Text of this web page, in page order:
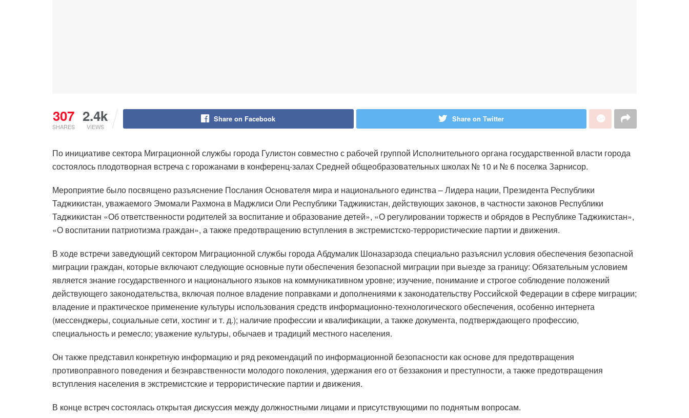
307
SHARES
2.4k
VIEWS
Share on Facebook Share on Twitter
По инициативе сектора Миграционной службы города Гулистон совместно с рабочей группой Исполнительного органа государственной власти города
состоялось плодотворная встреча с горожанами в конференц-залах Средней общеобразовательных школах № 10 и № 6 поселка Зарнисор.
Мероприятие было посвящено разъяснение Послания Основателя мира и национального единства – Лидера нации, Президента Республики
Таджикистан, уважаемого Эмомали Рахмона в Маджлиси Оли Республики Таджикистан, действующих законов, в частности законов Республики
Таджикистан «Об ответственности родителей за воспитание и образование детей», «О регулировании торжеств и обрядов в Республике Таджикистан»,
«О воспитании патриотизма граждан», а также предотвращению вступления в экстремистско-террористические партии и движения.
В ходе встречи заведующий сектором Миграционной службы города Абдумалик Шоназарзода специально разъяснил условия обеспечения безопасной
миграции граждан, которые включают следующие основные пути обеспечения безопасной миграции при выезде за границу: Обязательным условием
является знание государственного и национального языков на коммуникативном уровне; изучение, понимание и строгое соблюдение положений
действующего законодательства, включая полное владение поправками и дополнениями к законодательству Российской Федерации в сфере миграции;
владение и практическое применение культуры использования средств информационно-технологического обеспечения, особенно интернета
(мессенджеры, социальные сети, хостинг и т. д.); наличие профессии и квалификации, а также документа, подтверждающего профессию,
специальность и ремесло; уважение культуры, обычаев и традиций местного населения.
Он также представил конкретную информацию и ряд рекомендаций по информационной безопасности как основе для предотвращения
противоправного поведения и безнравственности молодого поколения, удержания его от беззакония и преступности, а также предотвращения
вступления населения в экстремистские и террористические партии и движения.
В конце встреч состоялась открытая дискуссия между должностными лицами и присутствующими по поднятым вопросам.